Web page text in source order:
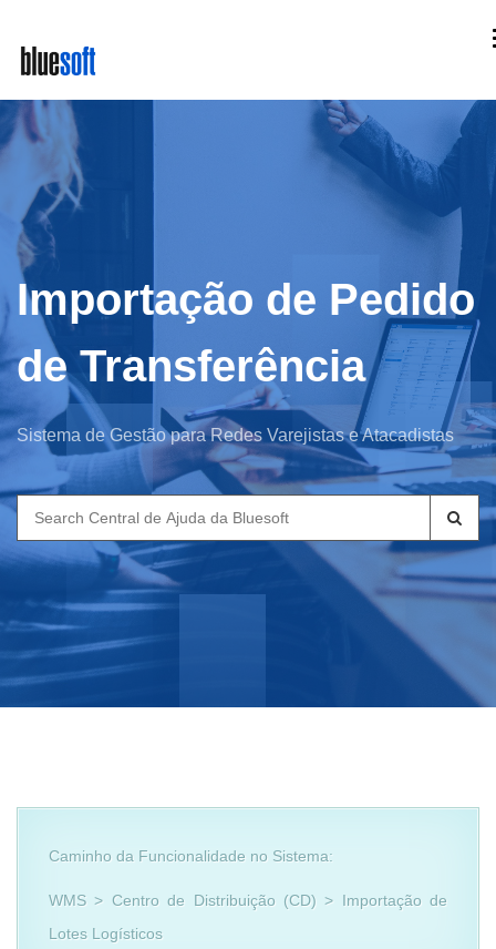
main
content
Importação de Pedido
de Transferência
Sistema de Gestão para Redes Varejistas e Atacadistas
Search
for:
Caminho da Funcionalidade no Sistema:
WMS > Centro de Distribuição (CD) > Importação de
Lotes Logísticos